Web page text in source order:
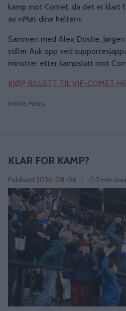
kamp mot Comet, da det er klart
av «Møt dine helter».
Sammen med Alex Dostie,
stiller Auk opp ved
minutter etter kampslutt mot
KJØP BILLETT TIL VIF-COMET
KYRRE MERG
KLAR FOR KAMP?
Publisert:2026-08-06 2 min